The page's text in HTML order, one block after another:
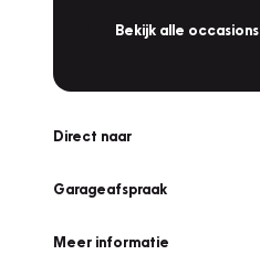
Bekijk alle occasions
Direct naar
Garageafspraak
Meer informatie